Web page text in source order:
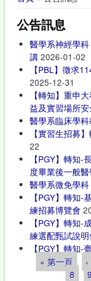
公告訊息
醫學系神經學
講 2026-01-02
【PBL】徵求
2025-12-31
【轉知】重申
益及實習場所安
醫學系臨床學
【實習生招募
22
【PGY】轉知
度畢業後一般
醫學系微免學
【PGY】轉知
練招募博覽會
【PGY】轉知
練選配甄試說明
【PGY】轉知-
頁面« 第一頁
8